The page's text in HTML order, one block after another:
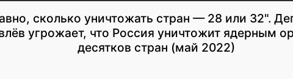
сколько уничтожать стран — 28 или 32".
угрожает, что Россия уничтожит ядерным
десятков стран (май 2022)